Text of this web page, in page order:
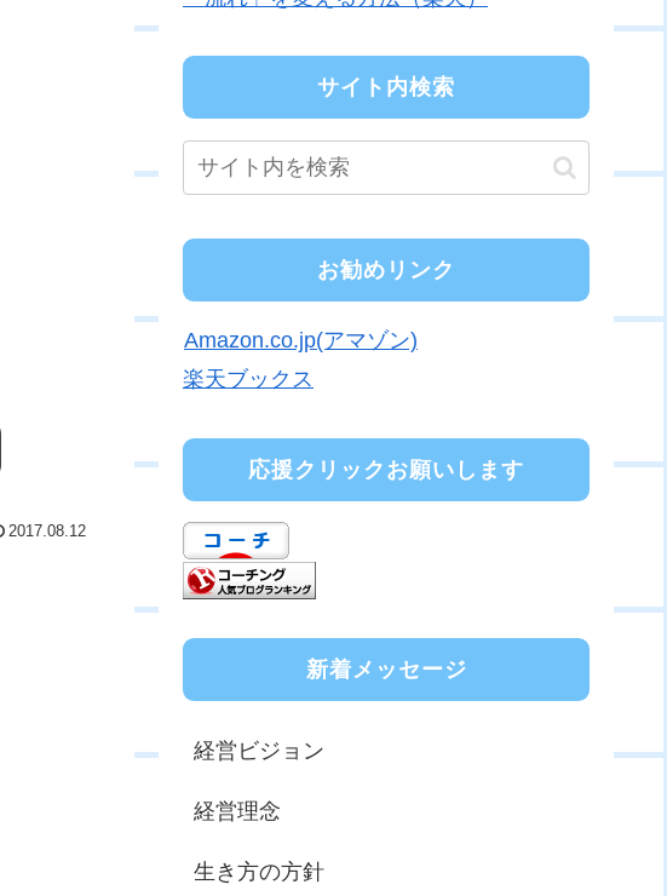
2017.08.12
サイト内検索
お勧めリンク
Amazon.co.jp(アマゾン)
楽天ブックス
応援クリックお願いします
新着メッセージ
経営ビジョン
経営理念
生き方の方針